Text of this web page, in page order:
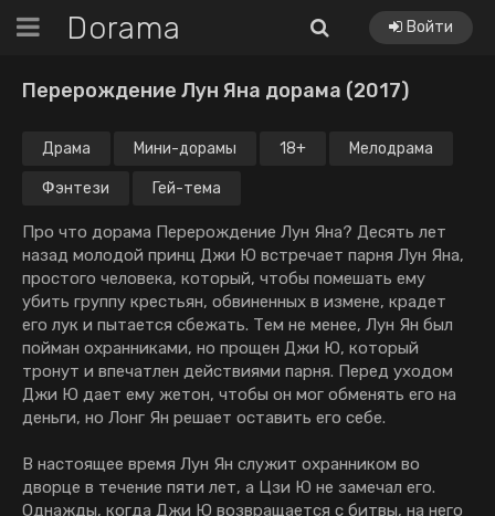
Dorama Войти
Перерождение Лун Яна дорама (2017)
Драма Мини-дорамы 18+ Мелодрама
Фэнтези Гей-тема
Про что дорама Перерождение Лун Яна? Десять лет
назад молодой принц Джи Ю встречает парня Лун Яна,
простого человека, который, чтобы помешать ему
убить группу крестьян, обвиненных в измене, крадет
его лук и пытается сбежать. Тем не менее, Лун Ян был
пойман охранниками, но прощен Джи Ю, который
тронут и впечатлен действиями парня. Перед уходом
Джи Ю дает ему жетон, чтобы он мог обменять его на
деньги, но Лонг Ян решает оставить его себе.
В настоящее время Лун Ян служит охранником во
дворце в течение пяти лет, а Цзи Ю не замечал его.
Однажды, когда Джи Ю возвращается с битвы, на него